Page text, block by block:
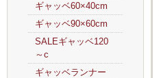
ギャッベ60×40cm
ギャッベ90×60cm
SALEギャッベ120
～c
ギャッベランナー